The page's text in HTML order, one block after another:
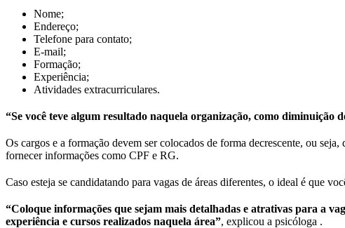
Nome;
Endereço;
Telefone para contato;
E-mail;
Formação;
Experiência;
Atividades extracurriculares.
“Se você teve algum resultado naquela organização, como
Os cargos e a formação devem ser colocados de forma decrescente, ou
fornecer informações como CPF e RG.
Caso esteja se candidatando para vagas de áreas diferentes, o ideal é que
“Coloque informações que sejam mais detalhadas e atrativas para a
experiência e cursos realizados naquela área”, explicou a psicóloga .